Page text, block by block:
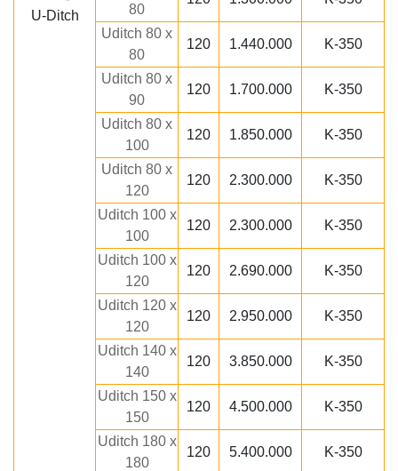
U-Ditch
80
Uditch 80 x
80
120 1.440.000 K-350
Uditch 80 x
90
120 1.700.000 K-350
Uditch 80 x
100
120 1.850.000 K-350
Uditch 80 x
120
120 2.300.000 K-350
Uditch 100 x
100
120 2.300.000 K-350
Uditch 100 x
120
120 2.690.000 K-350
Uditch 120 x
120
120 2.950.000 K-350
Uditch 140 x
140
120 3.850.000 K-350
Uditch 150 x
150
120 4.500.000 K-350
Uditch 180 x
180
120 5.400.000 K-350